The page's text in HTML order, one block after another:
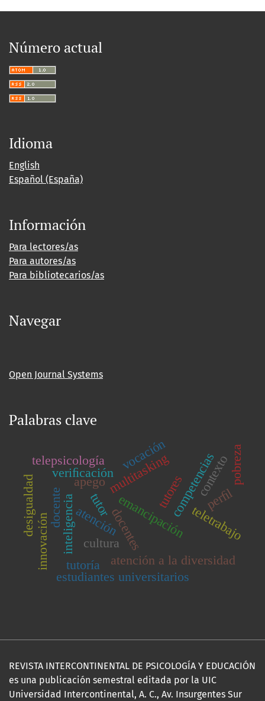
Número actual
Idioma
English
Español (España)
Información
Para lectores/as
Para autores/as
Para bibliotecarios/as
Navegar
Open Journal Systems
Palabras clave
multitasking
atenciónemancipación
veriﬁcación
inteligencia
competencias
tutores
docentes teletrabajo
apego
cultura
atención a la diversidad
docente
vocación
tutor
tutoría
contexto
perﬁl
estudiantes universitarios
innovación
telepsicología
desigualdad
pobreza
REVISTA INTERCONTINENTAL DE PSICOLOGÍA Y EDUCACIÓN
es una publicación semestral editada por la UIC
Universidad Intercontinental, A. C., Av. Insurgentes Sur